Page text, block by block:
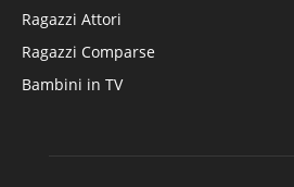
Ragazzi Attori
Ragazzi Comparse
Bambini in TV